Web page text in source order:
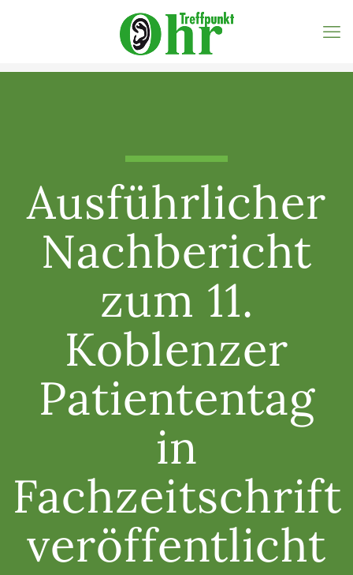
Ausführlicher
Nachbericht
zum 11.
Koblenzer
Patiententag
in
Fachzeitschrift
veröffentlicht